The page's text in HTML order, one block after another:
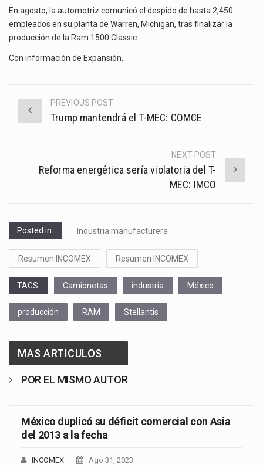
En agosto, la automotriz comunicó el despido de hasta 2,450
empleados en su planta de Warren, Michigan, tras finalizar la
producción de la Ram 1500 Classic.
Con información de Expansión.
Post
navigation
PREVIOUS POST
Trump mantendrá el T-MEC: COMCE
NEXT POST
Reforma energética sería violatoria del T-
MEC: IMCO
Posted in: Industria manufacturera
Resumen INCOMEX Resumen INCOMEX
TAGS: Camionetas industria México
producción RAM Stellantis
MAS ARTICULOS
POR EL MISMO AUTOR
México duplicó su déficit comercial con Asia
del 2013 a la fecha
INCOMEX Ago 31, 2023